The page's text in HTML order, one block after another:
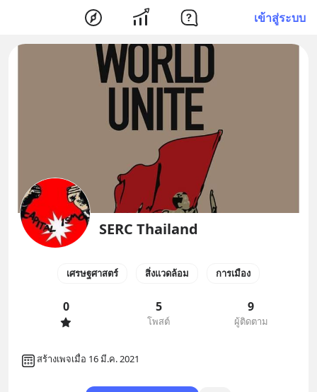
เข้าสู่ระบบ
SERC Thailand
เศรษฐศาสตร์ สิ่งแวดล้อม การเมือง
0 5
โพสต์
9
ผู้ติดตาม
สร้างเพจเมื่อ 16 มี.ค. 2021